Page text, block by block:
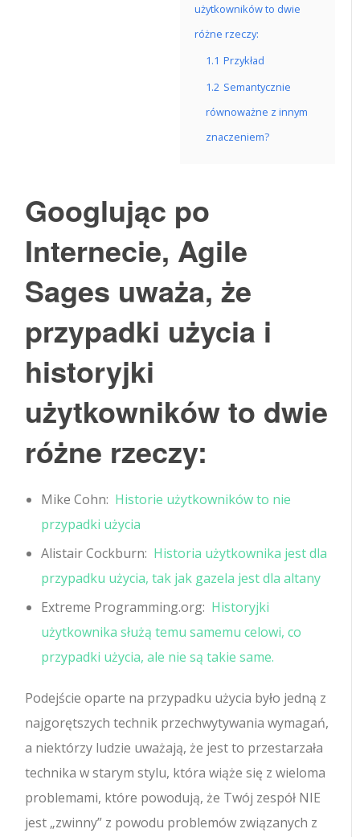
użytkowników to dwie
różne rzeczy:
1.1 Przykład
1.2 Semantycznie
równoważne z innym
znaczeniem?
Googlując po
Internecie, Agile
Sages uważa, że ​​
przypadki użycia i
historyjki
użytkowników to dwie
różne rzeczy:
Mike Cohn: Historie użytkowników to nie
przypadki użycia
Alistair Cockburn: Historia użytkownika jest dla
przypadku użycia, tak jak gazela jest dla altany
Extreme Programming.org: Historyjki
użytkownika służą temu samemu celowi, co
przypadki użycia, ale nie są takie same.
Podejście oparte na przypadku użycia było jedną z
najgorętszych technik przechwytywania wymagań,
a niektórzy ludzie uważają, że jest to przestarzała
technika w starym stylu, która wiąże się z wieloma
problemami, które powodują, że Twój zespół NIE
jest „zwinny” z powodu problemów związanych z